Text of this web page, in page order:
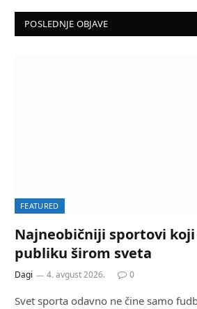
POSLEDNJE OBJAVE
FEATURED
Najneobičniji sportovi
publiku širom sveta
Dagi 4. avgust 2026. 0
Svet sporta odavno ne čine samo